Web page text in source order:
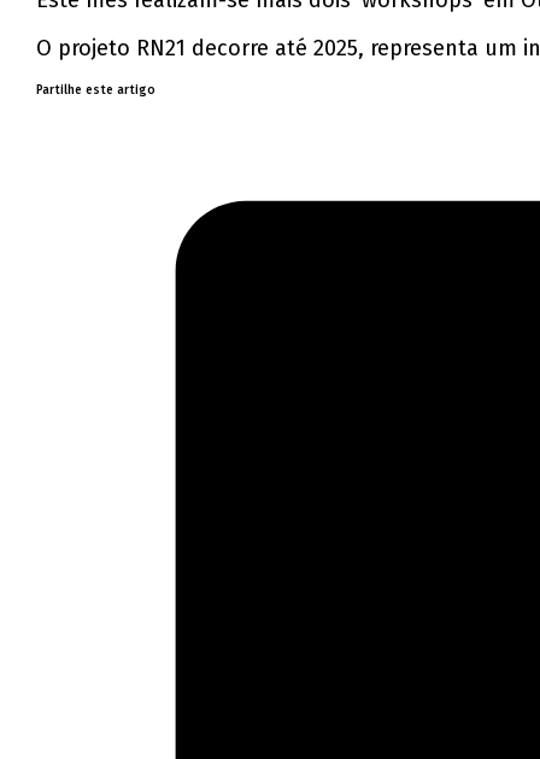
O projeto RN21 decorre até 2025, representa
Partilhe este artigo